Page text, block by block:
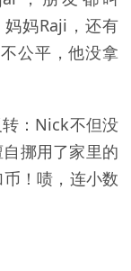
妈Raji，还有
公平，他没拿
：Nick不但没
挪用了家里的
！啧，连小数